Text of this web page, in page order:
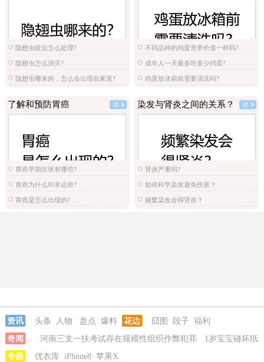
隐翅虫咬后怎么处理?
隐翅虫怎么消灭?
隐翅虫哪来的，怎么会出现在家里?
不同品种的鸡蛋营养价值一样吗?
成年人一天最多吃多少鸡蛋?
鸡蛋放冰箱前需要清洗吗?
了解和预防胃癌 详
胃癌早期症状有哪些?
胃癌为什么叫幸运癌?
胃癌是怎么出现的?
染发与肾炎之间的关系？ 详
肾炎严重吗?
如何科学染发避免伤害？
频繁染发会得肾炎？
资讯 头条 人物 盘点 爆料 花边 囧图 段子 福利
奇闻
河南三支一扶考试存在规模性组织作弊犯罪
1岁宝宝碰坏纸
巾盒三亚酒店索赔924元
专题 优衣库 iPhone8 苹果X